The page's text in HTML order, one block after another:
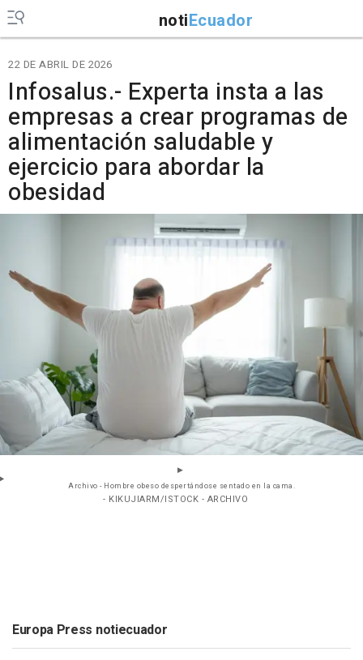
notiEcuador
22 DE ABRIL DE 2026
Infosalus.- Experta insta a las
empresas a crear programas de
alimentación saludable y
ejercicio para abordar la
obesidad
Archivo - Hombre obeso despertándose sentado en la cama.
- KIKUJIARM/ISTOCK - ARCHIVO
Europa Press notiecuador